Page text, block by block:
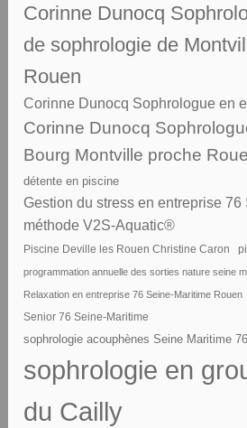
Corinne Dunocq
de sophrologie de
Rouen
Corinne Dunocq Sophrologue en
Corinne Dunocq
Bourg Montville proche
détente en piscine
Gestion du stress en entreprise
méthode V2S-Aquatic®
Piscine Deville les Rouen Christine Caron
programmation annuelle des sorties nature seine
Relaxation en entreprise 76 Seine-Maritime Rouen
Senior 76 Seine-Maritime
sophrologie acouphènes Seine Maritime 76
sophrologie en
du Cailly